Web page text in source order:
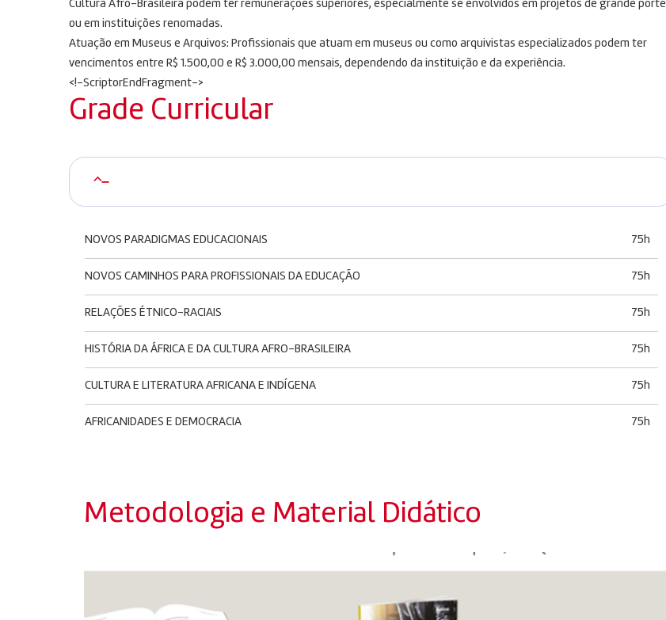
Cultura Afro-Brasileira podem ter remunerações superiores, especialmente se envolvidos em projetos de grande porte
ou em instituições renomadas.
Atuação em Museus e Arquivos: Profissionais que atuam em museus ou como arquivistas especializados podem ter
vencimentos entre R$ 1.500,00 e R$ 3.000,00 mensais, dependendo da instituição e da experiência.
<!–ScriptorEndFragment–>
Grade Curricular
–
NOVOS PARADIGMAS EDUCACIONAIS 75h
NOVOS CAMINHOS PARA PROFISSIONAIS DA EDUCAÇÃO 75h
RELAÇÕES ÉTNICO-RACIAIS 75h
HISTÓRIA DA ÁFRICA E DA CULTURA AFRO-BRASILEIRA 75h
CULTURA E LITERATURA AFRICANA E INDÍGENA 75h
AFRICANIDADES E DEMOCRACIA 75h
Metodologia e Material Didático